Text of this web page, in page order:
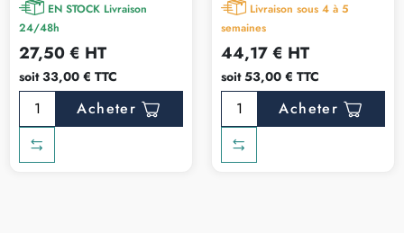
EN STOCK Livraison
24/48h
27,50 € HT
soit 33,00 € TTC
Acheter
Livraison sous 4 à 5
semaines
44,17 € HT
soit 53,00 € TTC
Acheter